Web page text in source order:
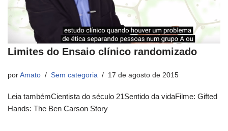
Limites do Ensaio clínico randomizado
por Amato Sem categoria 17 de agosto de 2015
Leia tambémCientista do século 21Sentido da vidaFilme: Gifted
Hands: The Ben Carson Story